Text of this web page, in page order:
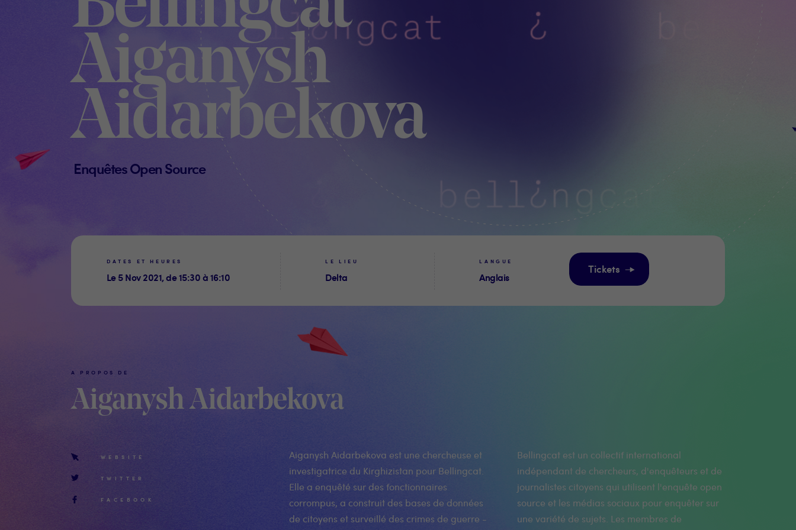
Aiganysh
Aidarbekova
Enquêtes Open Source
DATES ET HEURES
Le 5 Nov 2021, de 15:30 à 16:10
LE LIEU
Delta
LANGUE
Anglais
Tickets
A PROPOS DE
Aiganysh Aidarbekova
WEBSITE
TWITTER
FACEBOOK
Aiganysh Aidarbekova est une chercheuse et
investigatrice du Kirghizistan pour Bellingcat.
Elle a enquêté sur des fonctionnaires
corrompus, a construit des bases de données
de citoyens et surveillé des crimes de guerre -
Bellingcat est un collectif international
indépendant de chercheurs, d'enquêteurs et de
journalistes citoyens qui utilisent l'enquête open
source et les médias sociaux pour enquêter sur
une variété de sujets. Les membres de